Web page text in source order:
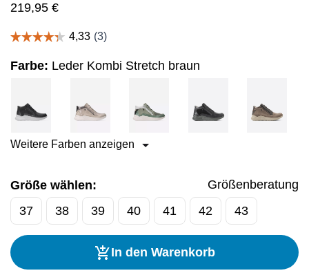
219,95 €
Farbe: Leder Kombi Stretch braun
Weitere Farben anzeigen
Größe wählen:
Größenberatung
37
38 39 40 41 42 43
In den Warenkorb